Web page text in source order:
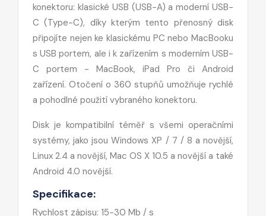
konektoru: klasické USB (USB-A) a moderní USB-
C (Type-C), díky kterým tento přenosný disk
připojíte nejen ke klasickému PC nebo MacBooku
s USB portem, ale i k zařízením s moderním USB-
C portem - MacBook, iPad Pro či Android
zařízení. Otočení o 360 stupňů umožňuje rychlé
a pohodlné použití vybraného konektoru.
Disk je kompatibilní téměř s všemi operačními
systémy, jako jsou Windows XP / 7 / 8 a novější,
Linux 2.4 a novější, Mac OS X 10.5 a novější a také
Android 4.0 novější.
Specifikace:
Rychlost zápisu: 15-30 Mb / s